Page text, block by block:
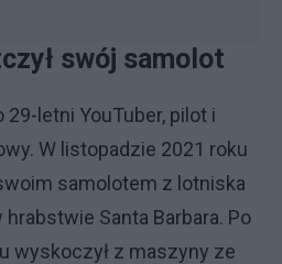
swój samolot
29-letni YouTuber, pilot i
W listopadzie 2021 roku
samolotem z lotniska
Santa Barbara. Po
wyskoczył z maszyny ze